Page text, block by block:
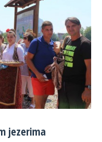
jezerima